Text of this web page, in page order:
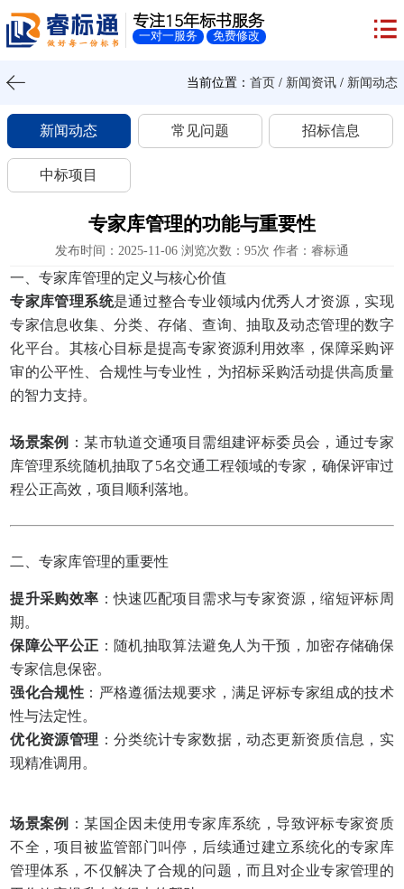
专注15年标书服务
一对一服务 免费修改
当前位置： 首页 / 新闻资讯 / 新闻动态
新闻动态 常见问题 招标信息
中标项目
专家库管理的功能与重要性
发布时间：2025-11-06 浏览次数：95次 作者：睿标通
一、专家库管理的定义与核心价值
专家库管理系统是通过整合专业领域内优秀人才资源，实现
专家信息收集、分类、存储、查询、抽取及动态管理的数字
化平台。其核心目标是提高专家资源利用效率，保障采购评
审的公平性、合规性与专业性，为招标采购活动提供高质量
的智力支持。
场景案例
：某市轨道交通项目需组建评标委员会，通过专家
库管理系统随机抽取了5名交通工程领域的专家，确保评审过
程公正高效，项目顺利落地。
二、专家库管理的重要性
提升采购效率 ：快速匹配项目需求与专家资源，缩短评标周
期。
保障公平公正 ：随机抽取算法避免人为干预，加密存储确保
专家信息保密。
强化合规性 ：严格遵循法规要求，满足评标专家组成的技术
性与法定性。
优化资源管理 ：分类统计专家数据，动态更新资质信息，实
现精准调用。
场景案例
：某国企因未使用专家库系统，导致评标专家资质
不全，项目被监管部门叫停，后续通过建立系统化的专家库
管理体系，不仅解决了合规的问题，而且对企业专家管理的